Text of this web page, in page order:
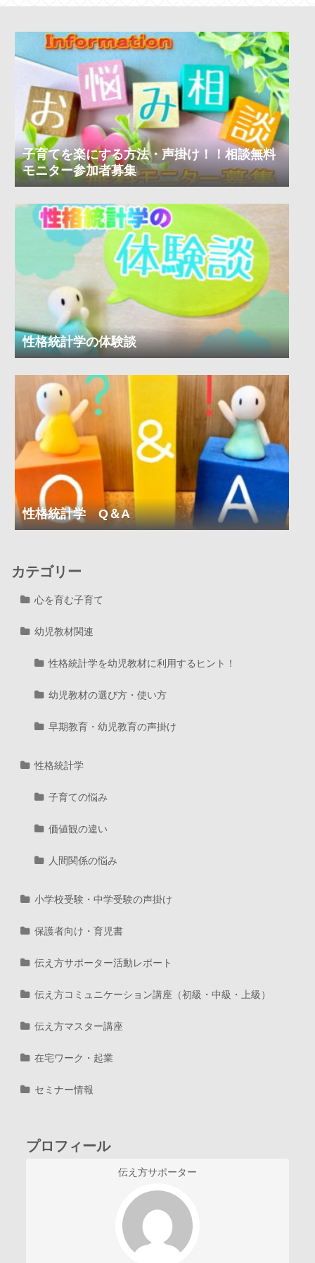
子育てを楽にする方法・声掛け！！相談無料
モニター参加者募集
性格統計学の体験談
性格統計学 Q＆A
カテゴリー
心を育む子育て
幼児教材関連
性格統計学を幼児教材に利用するヒント！
幼児教材の選び方・使い方
早期教育・幼児教育の声掛け
性格統計学
子育ての悩み
価値観の違い
人間関係の悩み
小学校受験・中学受験の声掛け
保護者向け・育児書
伝え方サポーター活動レポート
伝え方コミュニケーション講座（初級・中級・上級）
伝え方マスター講座
在宅ワーク・起業
セミナー情報
プロフィール
伝え方サポーター